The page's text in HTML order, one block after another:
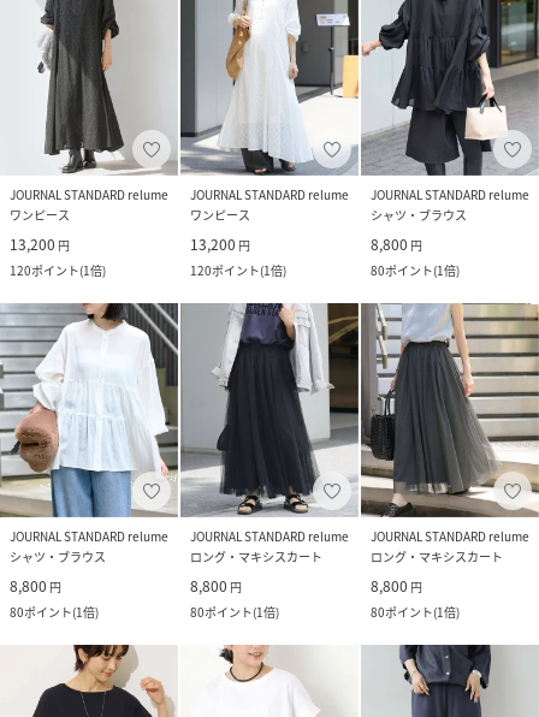
JOURNAL STANDARD relume
ワンピース
13,200 円
120ポイント(1倍)
JOURNAL STANDARD relume
ワンピース
13,200 円
120ポイント(1倍)
JOURNAL STANDARD relume
シャツ・ブラウス
8,800 円
80ポイント(1倍)
JOURNAL STANDARD relume
シャツ・ブラウス
8,800 円
80ポイント(1倍)
JOURNAL STANDARD relume
ロング・マキシスカート
8,800 円
80ポイント(1倍)
JOURNAL STANDARD relume
ロング・マキシスカート
8,800 円
80ポイント(1倍)